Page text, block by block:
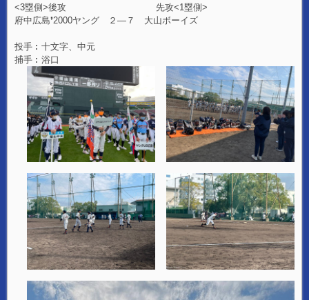
<3塁側>後攻 先攻<1塁側>
府中広島❜2000ヤング ２―７ 大山ボーイズ
投手︰十文字、中元
捕手︰浴口